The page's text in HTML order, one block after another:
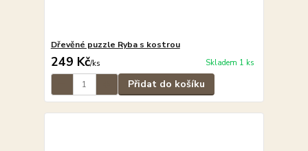
Dřevěné puzzle Ryba s kostrou
249 Kč/ks Skladem 1 ks
Přidat do košíku